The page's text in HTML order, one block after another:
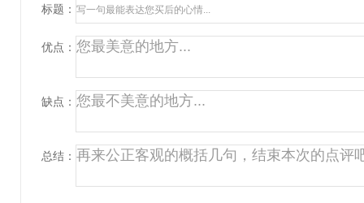
标题：
优点：
缺点：
总结：